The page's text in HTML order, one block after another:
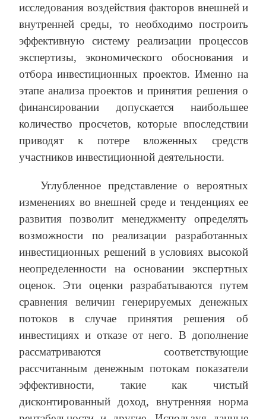
исследования воздействия факторов внешней и
внутренней среды, то необходимо построить
эффективную систему реализации процессов
экспертизы, экономического обоснования и
отбора инвестиционных проектов. Именно на
этапе анализа проектов и принятия решения о
финансировании допускается наибольшее
количество просчетов, которые впоследствии
приводят к потере вложенных средств
участников инвестиционной деятельности.
Углубленное представление о вероятных
изменениях во внешней среде и тенденциях ее
раз­вития позволит менеджменту определять
возможности по реализации разработанных
инвестиционных решений в условиях высокой
неопределенности на основании экспертных
оценок. Эти оценки разрабатываются путем
сравнения величин генерируемых денежных
потоков в случае принятия решения об
инвестициях и отказе от него. В дополнение
рассматриваются соответствующие
рассчитанным денежным потокам показатели
эффективности, такие как чистый
дисконтированный доход, внутренняя норма